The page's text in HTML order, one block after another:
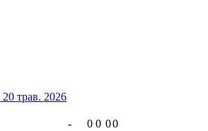
20 трав. 2026
- 0 0 00